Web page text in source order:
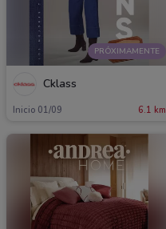
PRÓXIMAMENTE
Cklass
Inicio 01/09 6.1 km